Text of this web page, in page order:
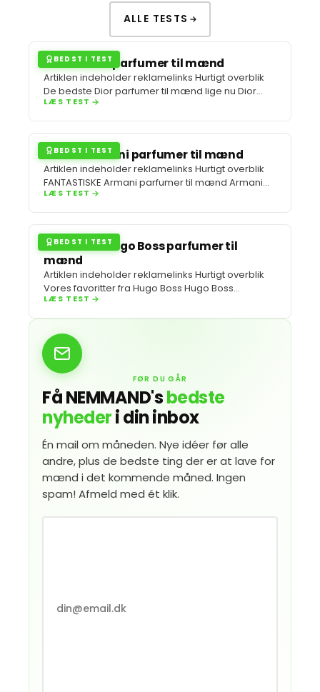
ALLE TESTS
BEDST I TEST
Bedste Dior parfumer til mænd
Artiklen indeholder reklamelinks Hurtigt overblik
De bedste Dior parfumer til mænd lige nu Dior
parfume til mænd er…
LÆS TEST
BEDST I TEST
Bedste armani parfumer til mænd
Artiklen indeholder reklamelinks Hurtigt overblik
FANTASTISKE Armani parfumer til mænd Armani
parfumer til os mænd rammer den der…
LÆS TEST
BEDST I TEST
De bedste Hugo Boss parfumer til
mænd
Artiklen indeholder reklamelinks Hurtigt overblik
Vores favoritter fra Hugo Boss Hugo Boss
parfumerne til mænd har i årevis…
LÆS TEST
FØR DU GÅR
Få NEMMAND'sbedste
nyhederi din inbox
Én mail om måneden. Nye idéer før alle
andre, plus de bedste ting der er at lave for
mænd i det kommende måned. Ingen
spam! Afmeld med ét klik.